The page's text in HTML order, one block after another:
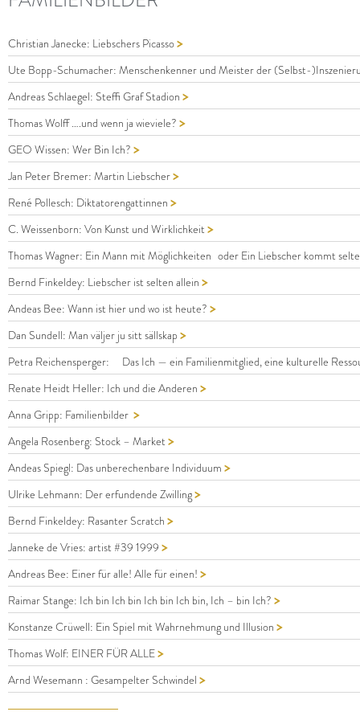
Christian Janecke: Liebschers Picasso>
Ute Bopp-Schumacher: Menschenkenner und Meister der (Selbst-
Andreas Schlaegel: Steffi Graf Stadion >
Thomas Wolff ….und wenn ja wieviele? >
GEO Wissen: Wer Bin Ich? >
Jan Peter Bremer: Martin Liebscher>
René Pollesch: Diktatorengattinnen >
C. Weissenborn: Von Kunst und Wirklichkeit >
Thomas Wagner: Ein Mann mit Möglichkeiten oder Ein Liebscher kommt
Bernd Finkeldey: Liebscher ist selten allein >
Andeas Bee: Wann ist hier und wo ist heute? >
Dan Sundell: Man väljer ju sitt sällskap >
Petra Reichensperger: Das Ich — ein Familienmitglied, eine kulturelle
Renate Heidt Heller: Ich und die Anderen >
Anna Gripp: Familienbilder >
Angela Rosenberg: Stock – Market >
Andeas Spiegl: Das unberechenbare Individuum >
Ulrike Lehmann: Der erfundende Zwilling>
Bernd Finkeldey: Rasanter Scratch >
Janneke de Vries: artist #39 1999 >
Andreas Bee: Einer für alle! Alle für einen! >
Raimar Stange: Ich bin Ich bin Ich bin Ich bin, Ich – bin Ich? >
Konstanze Crüwell: Ein Spiel mit Wahrnehmung und Illusion >
Thomas Wolf: EINER FÜR ALLE>
Arnd Wesemann : Gesampelter Schwindel >